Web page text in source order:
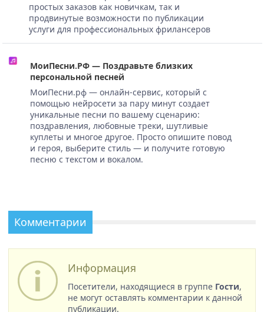
простых заказов как новичкам, так и
продвинутые возможности по публикации
услуги для профессиональных фрилансеров
МоиПесни.РФ — Поздравьте близких
персональной песней
МоиПесни.рф — онлайн-сервис, который с
помощью нейросети за пару минут создает
уникальные песни по вашему сценарию:
поздравления, любовные треки, шутливые
куплеты и многое другое. Просто опишите повод
и героя, выберите стиль — и получите готовую
песню с текстом и вокалом.
Комментарии
Информация
Посетители, находящиеся в группе Гости,
не могут оставлять комментарии к данной
публикации.